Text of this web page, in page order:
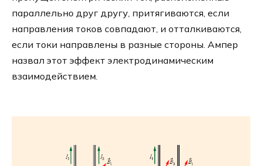
параллельно друг другу, притягиваются, если
направления токов совпадают, и отталкиваются,
если токи направлены в разные стороны. Ампер
назвал этот эффект электродинамическим
взаимодействием.